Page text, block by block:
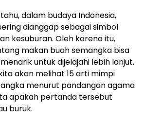
dalam budaya Indonesia,
dianggap sebagai simbol
kesuburan. Oleh karena itu,
makan buah semangka bisa
untuk dijelajahi lebih lanjut.
akan melihat 15 arti mimpi
menurut pandangan agama
apakah pertanda tersebut
buruk.